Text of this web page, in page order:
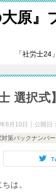
大原
「社労士24
士 選択
6月10日 公開日：
策バックナンバー
は。